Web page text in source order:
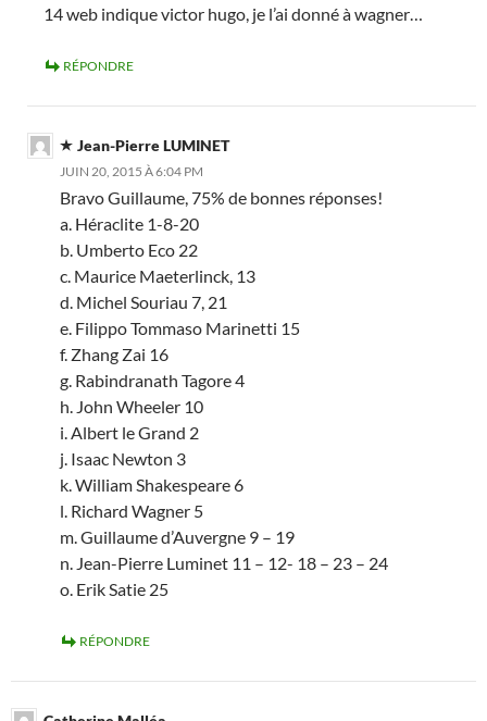
14 web indique victor hugo, je l’ai donné à wagner…
RÉPONDRE
Jean-Pierre LUMINET
JUIN 20, 2015 À 6:04 PM
Bravo Guillaume, 75% de bonnes réponses!
a. Héraclite 1-8-20
b. Umberto Eco 22
c. Maurice Maeterlinck, 13
d. Michel Souriau 7, 21
e. Filippo Tommaso Marinetti 15
f. Zhang Zai 16
g. Rabindranath Tagore 4
h. John Wheeler 10
i. Albert le Grand 2
j. Isaac Newton 3
k. William Shakespeare 6
l. Richard Wagner 5
m. Guillaume d’Auvergne 9 – 19
n. Jean-Pierre Luminet 11 – 12- 18 – 23 – 24
o. Erik Satie 25
RÉPONDRE